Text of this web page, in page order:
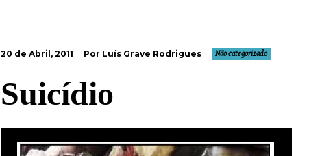
20 de Abril, 2011 Por Luís Grave Rodrigues Não categorizado
Suicídio